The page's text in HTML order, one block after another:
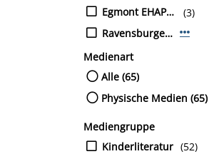
Egmont EHAPA Verl.
Ravensburger Verlag GmbH
(3)
Medienart
Alle (65)
Physische Medien (65)
Mediengruppe
Kinderliteratur (52)